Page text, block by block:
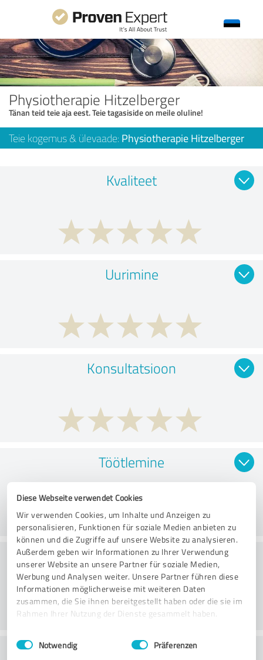
Diese Webseite verwendet Cookies
Wir verwenden Cookies, um Inhalte und Anzeigen zu
personalisieren, Funktionen für soziale Medien anbieten zu
können und die Zugriffe auf unsere Website zu analysieren.
Außerdem geben wir Informationen zu Ihrer Verwendung
unserer Website an unsere Partner für soziale Medien,
Werbung und Analysen weiter. Unsere Partner führen diese
Informationen möglicherweise mit weiteren Daten
zusammen, die Sie ihnen bereitgestellt haben oder die sie im
Rahmen Ihrer Nutzung der Dienste gesammelt haben.
Impressum Datenschutzbestimmungen
Einwilligungsauswahl
Notwendig Präferenzen
Physiotherapie Hitzelberger
Tänan teid teie aja eest. Teie tagasiside on meile oluline!
Teie kogemus & ülevaade: Physiotherapie Hitzelberger
Kvaliteet
Uurimine
Konsultatsioon
Töötlemine
Praktika
Teenus